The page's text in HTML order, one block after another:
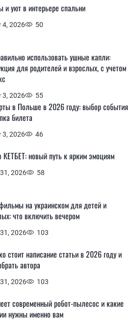
4, 2026 50
и уют в интерьере спальни
3, 2026 55
использовать ушные капли:
для родителей и взрослых, с учетом
3, 2026 46
в Польше в 2026 году: выбор события
билета
2026 58
КЕТБЕТ: новый путь к ярким эмоциям
2026 103
на украинском для детей и
что включить вечером
2026 103
стоит написание статьи в 2026 году и
автора
современный робот-пылесос и какие
нужны именно вам